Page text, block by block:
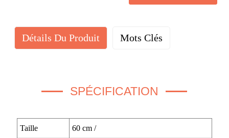
Détails Du Produit Mots Clés
SPÉCIFICATION
Taille 60 cm /